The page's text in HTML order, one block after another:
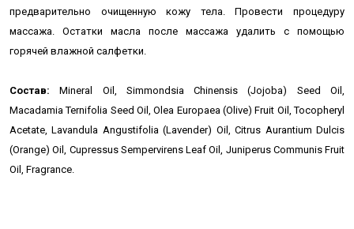
предварительно очищенную кожу тела. Провести процедуру
массажа. Остатки масла после массажа удалить с помощью
горячей влажной салфетки.
Состав: Mineral Oil, Simmondsia Chinensis (Jojoba) Seed Oil,
Macadamia Ternifolia Seed Oil, Olea Europaea (Olive) Fruit Oil, Tocopheryl
Acetate, Lavandula Angustifolia (Lavender) Oil, Citrus Aurantium Dulcis
(Orange) Oil, Cupressus Sempervirens Leaf Oil, Juniperus Communis Fruit
Oil, Fragrance.